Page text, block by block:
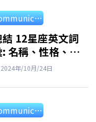
Communication
12星座英文詞
: 名稱、性格、意
2024年/10月/24日
Communication